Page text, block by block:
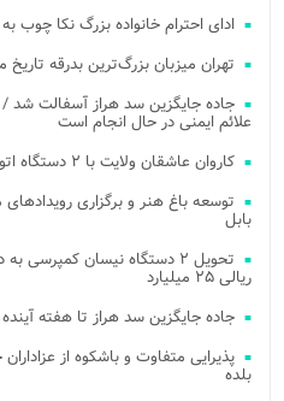
ادای احترام خانواده بزرگ نکا چوب
تهران میزبان بزرگ‌ترین بدرقه تاریخ
جاده جایگزین سد هراز آسفالت شد
علائم ایمنی در حال انجام است
کاروان عاشقان ولایت با ۲ دستگاه اتوبوس از بلده راهی تهران شد
بابل
تحویل ۲ دستگاه نیسان
ریالی ۲۵ میلیارد
جاده جایگزین سد هراز تا هفته
بلده